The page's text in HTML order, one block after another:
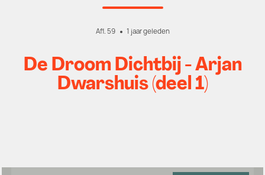
Afl. 59 1 jaar geleden
De Droom Dichtbij - Arjan
Dwarshuis (deel 1)